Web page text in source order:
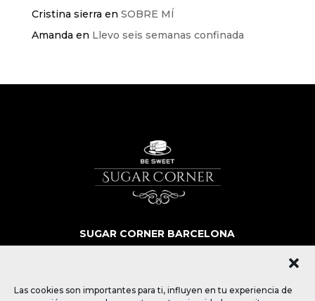
Las cookies son importantes para ti, influyen en tu experiencia de
Cristina sierra en SOBRE MÍ
Amanda en Llevo seis semanas confinada
SUGAR CORNER BARCELONA
SOBRE NOSOTROS
CONTACTO